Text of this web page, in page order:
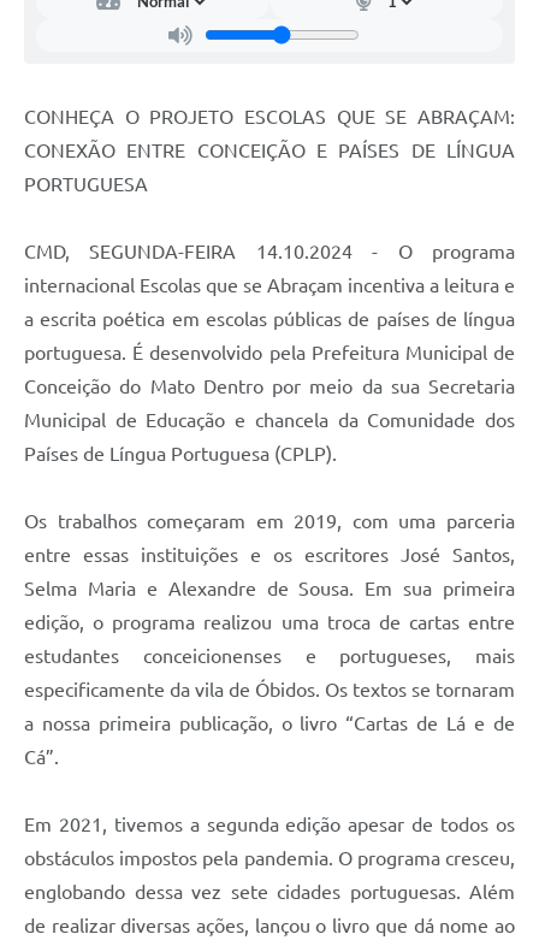
Links
Serviços Online
Diário Oficial
CONHEÇA O PROJETO ESCOLAS QUE SE ABRAÇAM:
CONEXÃO ENTRE CONCEIÇÃO E PAÍSES DE LÍNGUA
PORTUGUESA
CMD, SEGUNDA-FEIRA 14.10.2024 - O programa
internacional Escolas que se Abraçam incentiva a leitura e
a escrita poética em escolas públicas de países de língua
portuguesa. É desenvolvido pela Prefeitura Municipal de
Conceição do Mato Dentro por meio da sua Secretaria
Municipal de Educação e chancela da Comunidade dos
Países de Língua Portuguesa (CPLP).
Os trabalhos começaram em 2019, com uma parceria
entre essas instituições e os escritores José Santos,
Selma Maria e Alexandre de Sousa. Em sua primeira
edição, o programa realizou uma troca de cartas entre
estudantes conceicionenses e portugueses, mais
especificamente da vila de Óbidos. Os textos se tornaram
a nossa primeira publicação, o livro “Cartas de Lá e de
Cá”.
Em 2021, tivemos a segunda edição apesar de todos os
obstáculos impostos pela pandemia. O programa cresceu,
englobando dessa vez sete cidades portuguesas. Além
de realizar diversas ações, lançou o livro que dá nome ao